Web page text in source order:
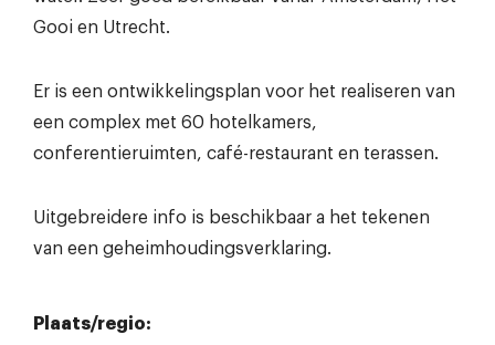
Gooi en Utrecht.
Er is een ontwikkelingsplan voor het realiseren van
een complex met 60 hotelkamers,
conferentieruimten, café-restaurant en terassen.
Uitgebreidere info is beschikbaar a het tekenen
van een geheimhoudingsverklaring.
Plaats/regio: